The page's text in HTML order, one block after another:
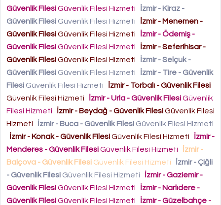
Güvenlik FilesiGüvenlik Filesi Hizmeti
İzmir - Kiraz -
Güvenlik Filesi Güvenlik Filesi Hizmeti
İzmir - Menemen -
Güvenlik FilesiGüvenlik Filesi Hizmeti
İzmir - Ödemiş -
Güvenlik FilesiGüvenlik Filesi Hizmeti
İzmir - Seferihisar -
Güvenlik FilesiGüvenlik Filesi Hizmeti
İzmir - Selçuk -
Güvenlik Filesi Güvenlik Filesi Hizmeti
İzmir - Tire - Güvenlik
Filesi Güvenlik Filesi Hizmeti
İzmir - Torbalı - Güvenlik Filesi
Güvenlik Filesi Hizmeti
İzmir - Urla - Güvenlik FilesiGüvenlik
Filesi Hizmeti
İzmir - Beydağ - Güvenlik FilesiGüvenlik Filesi
Hizmeti
İzmir - Buca - Güvenlik Filesi Güvenlik Filesi Hizmeti
İzmir - Konak - Güvenlik FilesiGüvenlik Filesi Hizmeti
İzmir -
Menderes - Güvenlik FilesiGüvenlik Filesi Hizmeti
İzmir -
Balçova - Güvenlik Filesi Güvenlik Filesi Hizmeti
İzmir - Çiğli
- Güvenlik Filesi Güvenlik Filesi Hizmeti
İzmir - Gaziemir -
Güvenlik FilesiGüvenlik Filesi Hizmeti
İzmir - Narlıdere -
Güvenlik FilesiGüvenlik Filesi Hizmeti
İzmir - Güzelbahçe -